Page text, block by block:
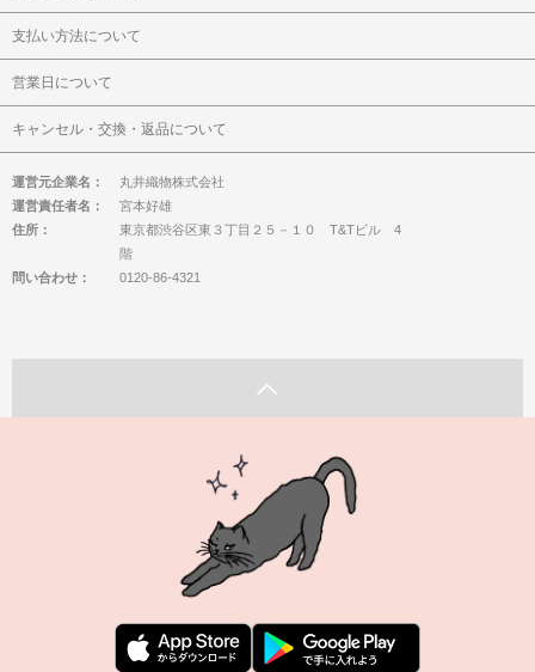
支払い方法について
営業日について
キャンセル・交換・返品について
運営元企業名：
丸井織物株式会社
運営責任者名：
宮本好雄
住所：
東京都渋谷区東３丁目２５－１０ T&Tビル 4
階
問い合わせ：
0120-86-4321